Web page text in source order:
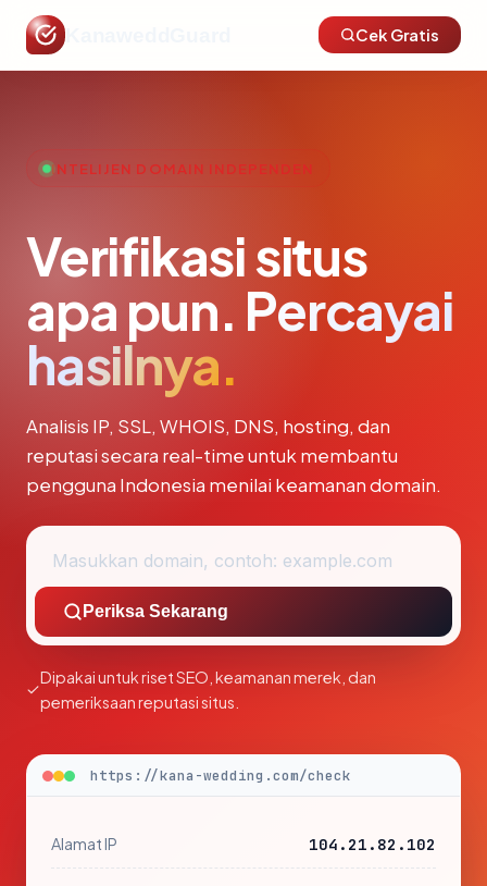
Cek Gratis
INTELIJEN DOMAIN INDEPENDEN
Verifikasi situs
apa pun. Percayai
hasilnya.
Analisis IP, SSL, WHOIS, DNS, hosting, dan
reputasi secara real-time untuk membantu
pengguna Indonesia menilai keamanan domain.
Periksa Sekarang
Dipakai untuk riset SEO, keamanan merek, dan
pemeriksaan reputasi situs.
https://kana-wedding.com/check
Alamat IP 104.21.82.102